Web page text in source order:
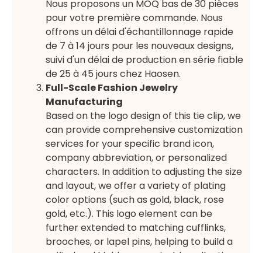
Nous proposons un MOQ bas de 30 pièces
pour votre première commande. Nous
offrons un délai d'échantillonnage rapide
de 7 à 14 jours pour les nouveaux designs,
suivi d'un délai de production en série fiable
de 25 à 45 jours chez Haosen.
Full-Scale Fashion Jewelry
Manufacturing
Based on the logo design of this tie clip, we
can provide comprehensive customization
services for your specific brand icon,
company abbreviation, or personalized
characters. In addition to adjusting the size
and layout, we offer a variety of plating
color options (such as gold, black, rose
gold, etc.). This logo element can be
further extended to matching cufflinks,
brooches, or lapel pins, helping to build a